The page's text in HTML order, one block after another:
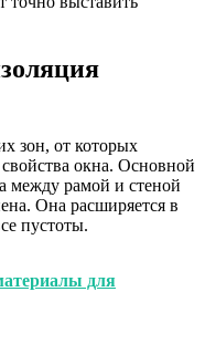
зон, от которых
окна. Основной
между рамой и стеной
Она расширяется в
пустоты.
для